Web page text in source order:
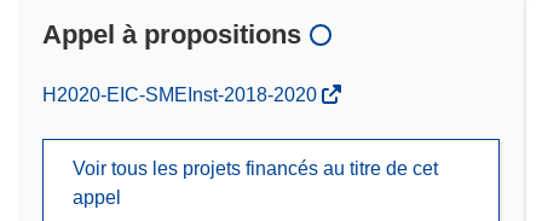
Appel à propositions
(s’ouvre
nouvelle
fenêtre)
H2020-EIC-SMEInst-2018-2020
Voir tous les projets financés au titre de cet
appel